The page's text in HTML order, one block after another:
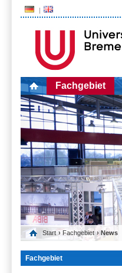
Fachgebiet
Start › Fachgebiet › News
Fachgebiet